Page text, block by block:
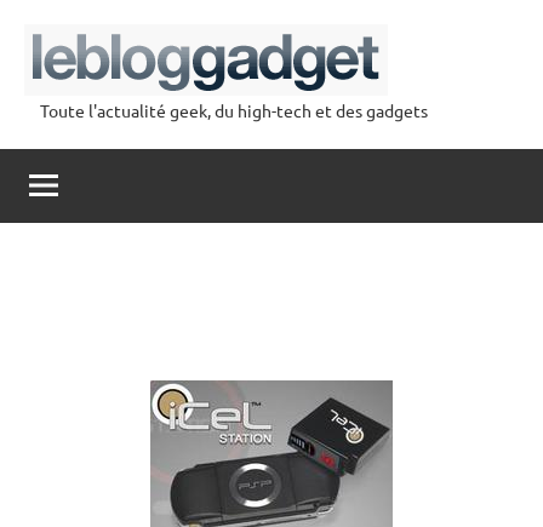
contenu
lebloggadget
Toute l'actualité geek, du high-tech et des gadgets